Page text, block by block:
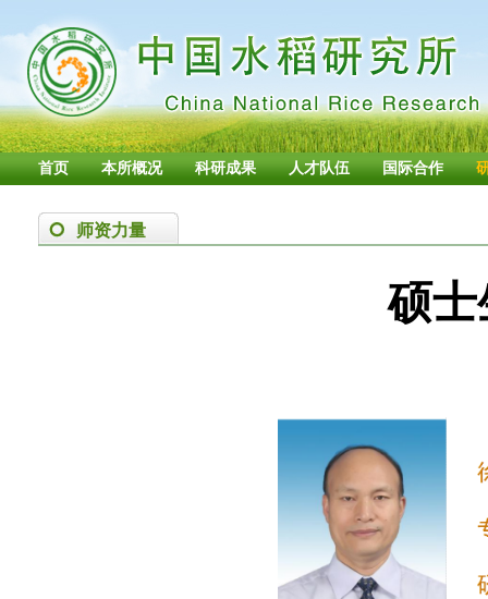
首页 本所概况 科研成果 人才队伍 国际合作
师资力量
硕